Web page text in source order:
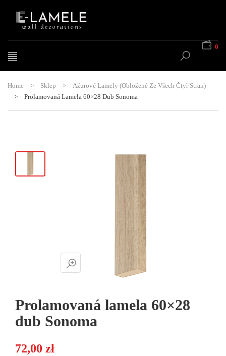
0
Home > Sklep >
Ažurové Lamely (obložené Ze Všech Čtyř Stran)
>
Prolamovaná Lamela 60×28 Dub Sonoma
Prolamovaná lamela 60×28
dub Sonoma
72,00 zł